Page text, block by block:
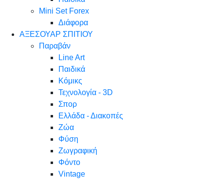
Mini Set Forex
Διάφορα
ΑΞΕΣΟΥΑΡ ΣΠΙΤΙΟΥ
Παραβάν
Line Art
Παιδικά
Κόμικς
Τεχνολογία - 3D
Σπορ
Ελλάδα - Διακοπές
Ζώα
Φύση
Ζωγραφική
Φόντο
Vintage